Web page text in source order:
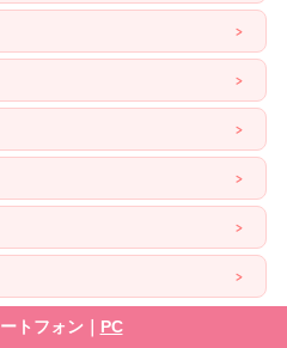
トフォン｜ PC